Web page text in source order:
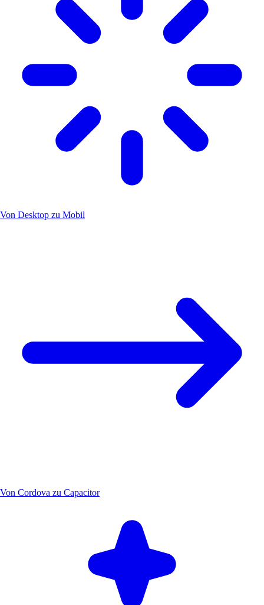
Von Desktop zu Mobil
Von Cordova zu Capacitor